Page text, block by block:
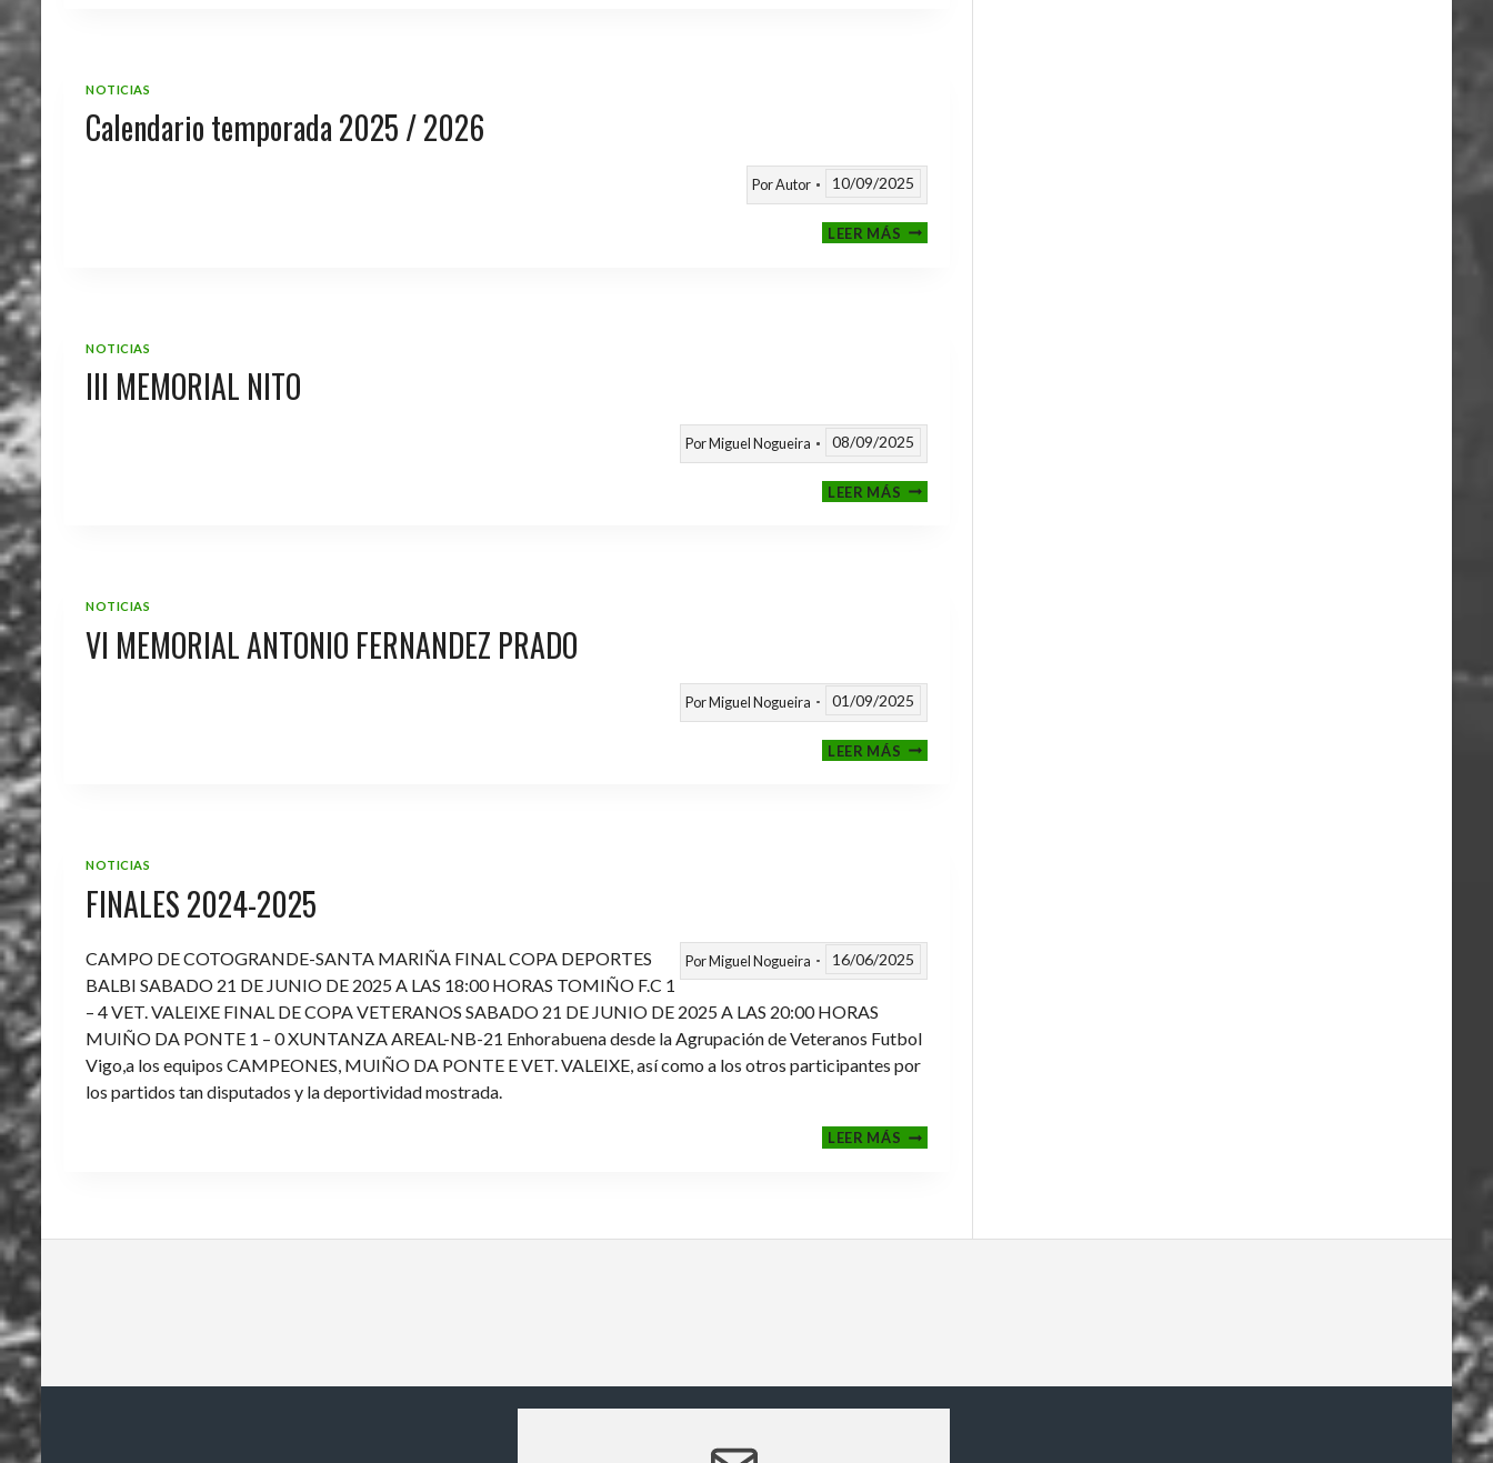
NOTICIAS
Calendario temporada 2025 / 2026
PorAutor 10/09/2025
LEER MÁSCALENDARIO
TEMPORADA
NOTICIAS
III MEMORIAL NITO
PorMiguel Nogueira 08/09/2025
LEER MÁSIII
MEMORIAL
NOTICIAS
VI MEMORIAL ANTONIO FERNANDEZ PRADO
PorMiguel Nogueira 01/09/2025
LEER MÁSVI
MEMORIAL
NOTICIAS
FINALES 2024-2025
PorMiguel Nogueira 16/06/2025
CAMPO DE COTOGRANDE-SANTA MARIÑA FINAL COPA DEPORTES
BALBI SABADO 21 DE JUNIO DE 2025 A LAS 18:00 HORAS TOMIÑO F.C 1
– 4 VET. VALEIXE FINAL DE COPA VETERANOS SABADO 21 DE JUNIO DE 2025 A LAS 20:00 HORAS
MUIÑO DA PONTE 1 – 0 XUNTANZA AREAL-NB-21 Enhorabuena desde la Agrupación de Veteranos Futbol
Vigo,a los equipos CAMPEONES, MUIÑO DA PONTE E VET. VALEIXE, así como a los otros participantes por
los partidos tan disputados y la deportividad mostrada.
LEER MÁSFINALES
2024-